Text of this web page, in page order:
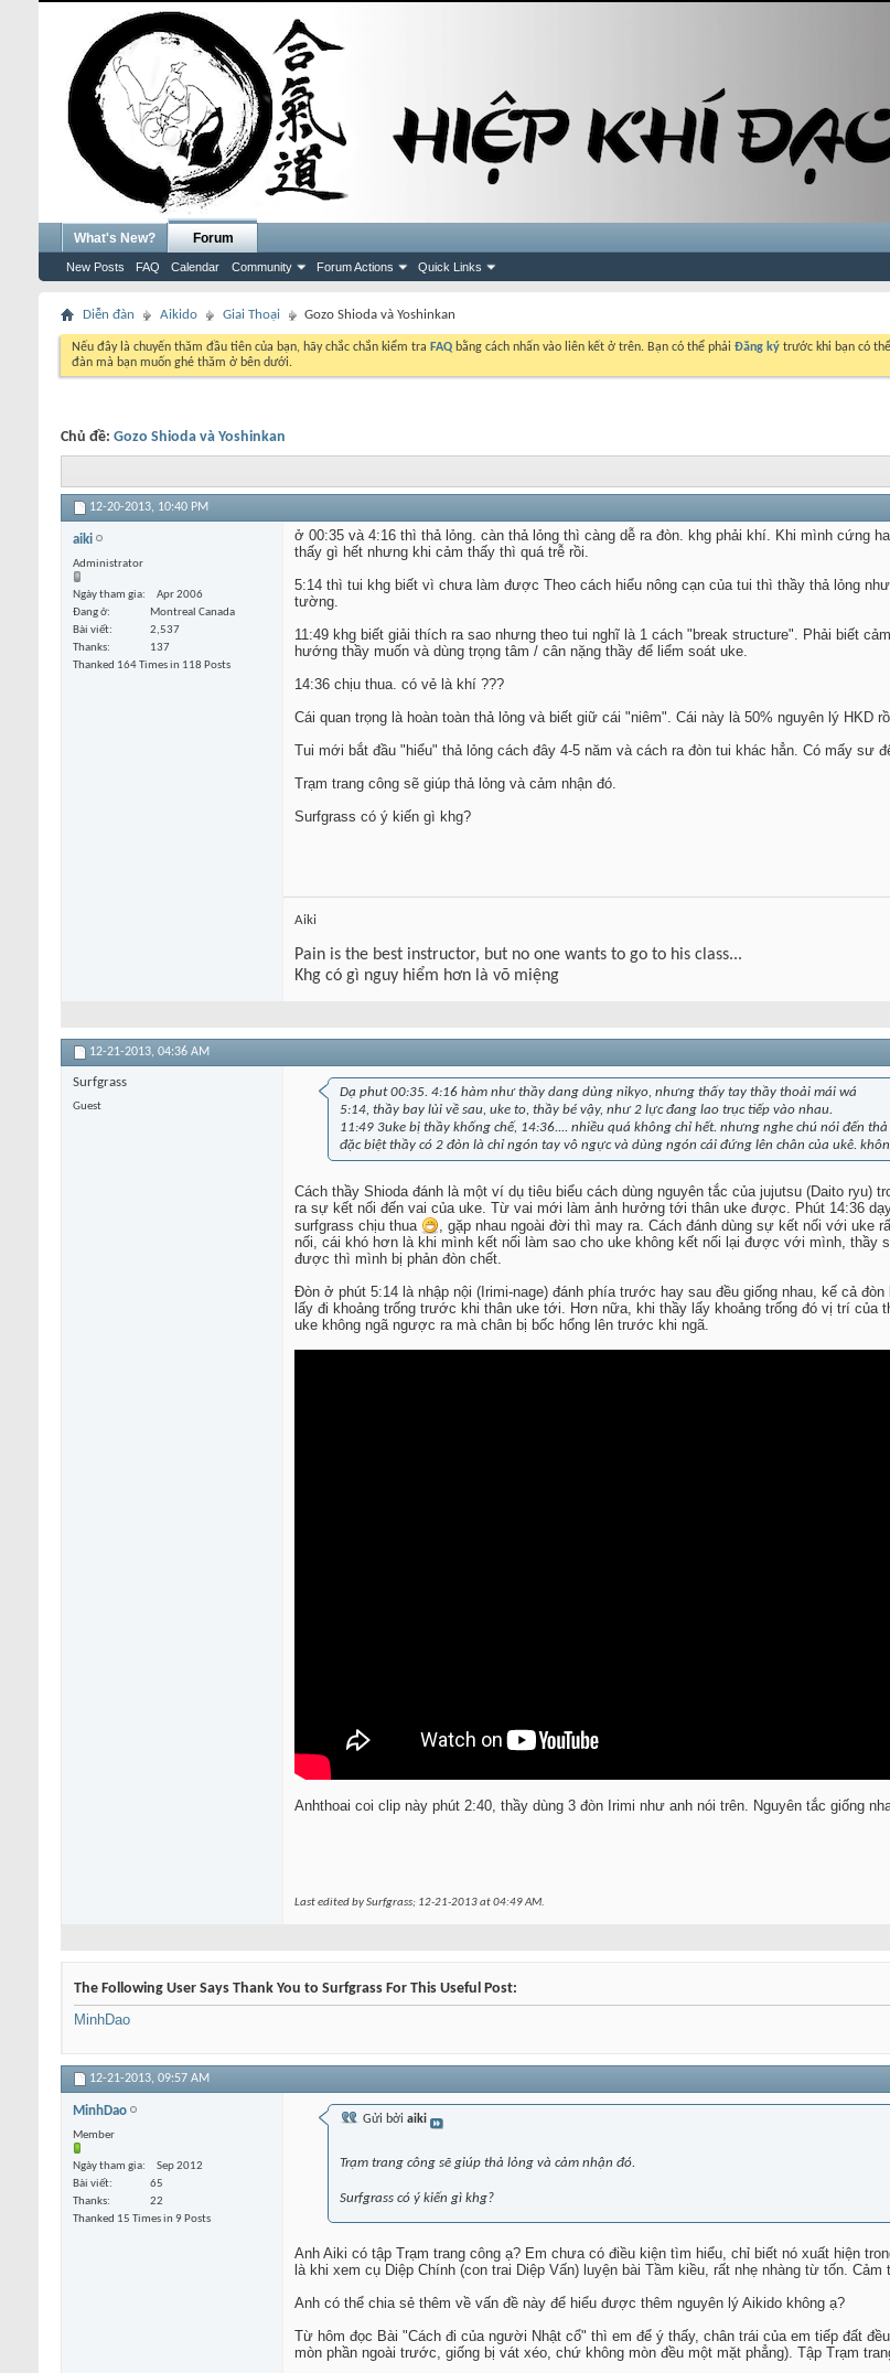
What's New? Forum
New Posts FAQ Calendar Community Forum Actions Quick Links
Diễn đàn Aikido Giai Thoại Gozo Shioda và Yoshinkan
Nếu đây là chuyến thăm đầu tiên của bạn, hãy chắc chắn kiểm tra FAQ bằng cách nhấn vào liên kết ở trên. Bạn có thể phải Đăng ký trước khi bạn có
đàn mà bạn muốn ghé thăm ở bên dưới.
Chủ đề: Gozo Shioda và Yoshinkan
12-20-2013, 10:40 PM
aiki
Administrator
Ngày tham gia
Apr 2006
Đang ở
Montreal Canada
Bài viết
2,537
Thanks
137
Thanked 164 Times in 118 Posts
ở 00:35 và 4:16 thì thả lỏng. càn thả lỏng thì càng dễ ra đòn. khg phải khí. Khi mình cứng
thấy gì hết nhưng khi cảm thấy thì quá trễ rồi.
5:14 thì tui khg biết vì chưa làm được Theo cách hiểu nông cạn của tui thì thầy thả lỏng
tường.
11:49 khg biết giải thích ra sao nhưng theo tui nghĩ là 1 cách "break structure". Phải biết
hướng thầy muốn và dùng trọng tâm / cân nặng thầy để liểm soát uke.
14:36 chịu thua. có vẻ là khí ???
Cái quan trọng là hoàn toàn thả lỏng và biết giữ cái "niêm". Cái này là 50% nguyên lý HKD
Tui mới bắt đầu "hiểu" thả lỏng cách đây 4-5 năm và cách ra đòn tui khác hẳn. Có mấy
Trạm trang công sẽ giúp thả lỏng và cảm nhận đó.
Surfgrass có ý kiến gì khg?
Aiki
Pain is the best instructor, but no one wants to go to his class...
Khg có gì nguy hiểm hơn là võ miệng
12-21-2013, 04:36 AM
Surfgrass
Guest
Dạ phut 00:35. 4:16 hàm như thầy dang dùng nikyo, nhưng thấy tay thầy thoải mái wá
5:14, thầy bay lùi về sau, uke to, thầy bé vậy, như 2 lực đang lao trục tiếp vào nhau.
11:49 3uke bị thầy khống chế, 14:36.... nhiều quá không chỉ hết. nhưng nghe chú nói đến
đặc biệt thầy có 2 đòn là chỉ ngón tay vô ngực và dùng ngón cái đứng lên chân của ukê.
Cách thầy Shioda đánh là một ví dụ tiêu biểu cách dùng nguyên tắc của jujutsu (Daito ryu)
ra sự kết nối đến vai của uke. Từ vai mới làm ảnh hưởng tới thân uke được. Phút 14:36
surfgrass chịu thua
, gặp nhau ngoài đời thì may ra. Cách đánh dùng sự kết nối với
nối, cái khó hơn là khi mình kết nối làm sao cho uke không kết nối lại được với mình,
được thì mình bị phản đòn chết.
Đòn ở phút 5:14 là nhập nội (Irimi-nage) đánh phía trước hay sau đều giống nhau, kế cả
lấy đi khoảng trống trước khi thân uke tới. Hơn nữa, khi thầy lấy khoảng trống đó vị trí
uke không ngã ngược ra mà chân bị bốc hổng lên trước khi ngã.
Anhthoai coi clip này phút 2:40, thầy dùng 3 đòn Irimi như anh nói trên. Nguyên tắc giống
Last edited by Surfgrass; 12-21-2013 at04:49 AM.
The Following User Says Thank You to Surfgrass For This Useful Post:
MinhDao
12-21-2013, 09:57 AM
MinhDao
Member
Ngày tham gia
Sep 2012
Bài viết
65
Thanks
22
Thanked 15 Times in 9 Posts
Gửi bởi aiki
Trạm trang công sẽ giúp thả lỏng và cảm nhận đó.
Surfgrass có ý kiến gì khg?
Anh Aiki có tập Trạm trang công ạ? Em chưa có điều kiện tìm hiểu, chỉ biết nó xuất hiện
là khi xem cụ Diệp Chính (con trai Diệp Vấn) luyện bài Tầm kiều, rất nhẹ nhàng từ tốn. Cảm
Anh có thể chia sẻ thêm về vấn đề này để hiểu được thêm nguyên lý Aikido không ạ?
Từ hôm đọc Bài "Cách đi của người Nhật cổ" thì em để ý thấy, chân trái của em tiếp đất
mòn phần ngoài trước, giống bị vát xéo, chứ không mòn đều một mặt phẳng). Tập Trạm